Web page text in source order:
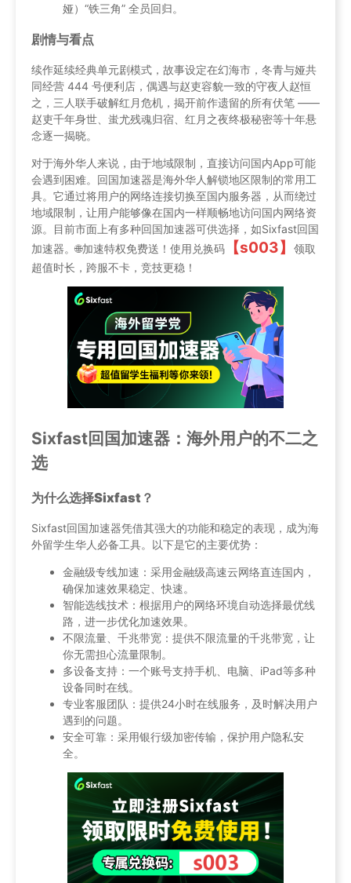
娅）“铁三角” 全员回归。
剧情与看点
续作延续经典单元剧模式，故事设定在幻海市，冬青与娅共
同经营 444 号便利店，偶遇与赵吏容貌一致的守夜人赵恒
之，三人联手破解红月危机，揭开前作遗留的所有伏笔 ——
赵吏千年身世、蚩尤残魂归宿、红月之夜终极秘密等十年悬
念逐一揭晓。
对于海外华人来说，由于地域限制，直接访问国内App可能
会遇到困难。回国加速器是海外华人解锁地区限制的常用工
具。它通过将用户的网络连接切换至国内服务器，从而绕过
地域限制，让用户能够像在国内一样顺畅地访问国内网络资
源。目前市面上有多种回国加速器可供选择，如Sixfast回国
加速器。🌐加速特权免费送！使用兑换码
【s003】
领取
超值时长，跨服不卡，竞技更稳！
Sixfast回国加速器：海外用户的不二之
选
为什么选择Sixfast？
Sixfast回国加速器凭借其强大的功能和稳定的表现，成为海
外留学生华人必备工具。以下是它的主要优势：
金融级专线加速：采用金融级高速云网络直连国内，
确保加速效果稳定、快速。
智能选线技术：根据用户的网络环境自动选择最优线
路，进一步优化加速效果。
不限流量、千兆带宽：提供不限流量的千兆带宽，让
你无需担心流量限制。
多设备支持：一个账号支持手机、电脑、iPad等多种
设备同时在线。
专业客服团队：提供24小时在线服务，及时解决用户
遇到的问题。
安全可靠：采用银行级加密传输，保护用户隐私安
全。